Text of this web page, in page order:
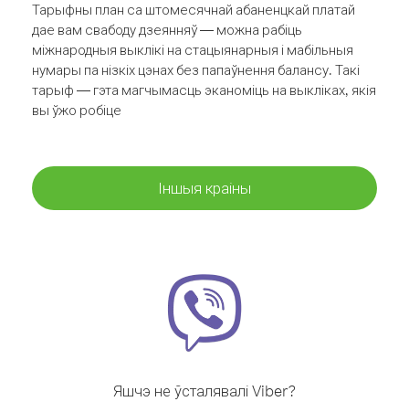
Тарыфны план са штомесячнай абаненцкай платай
дае вам свабоду дзеянняў — можна рабіць
міжнародныя выклікі на стацыянарныя і мабільныя
нумары па нізкіх цэнах без папаўнення балансу. Такі
тарыф — гэта магчымасць эканоміць на выкліках, якія
вы ўжо робіце
Іншыя краіны
Яшчэ не ўсталявалі Viber?